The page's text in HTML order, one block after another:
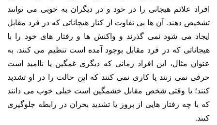
افراد علائم هیجانی را در خود و در دیگران به خوبی می توانند
تشخیص دهند. آن ها بی تفاوت از کنار هیجاناتی که در فرد مقابل
ایجاد می شود نمی گذرند و واکنش ها و رفتار های خود را با
هیجاناتی که در فرد مقابل بوجود آمده است تنظیم می کنند. به
عنوان مثال، این افراد زمانی که دیگری غمگین یا ناامید است
حرفی نمی زنند یا کاری نمی کنند که این حالت را در او تشدید
کنند؛ یا وقتی شخص مقابل خشمگین است خیلی خوب می دانند
که با چه رفتار هایی از بروز یا تشدید بحران در رابطه جلوگیری
کنند.